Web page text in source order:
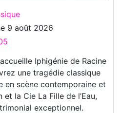
9 août 2026
Iphigénie de Racine
une tragédie classique
en scène contemporaine et
la Cie La Fille de l’Eau,
exceptionnel.